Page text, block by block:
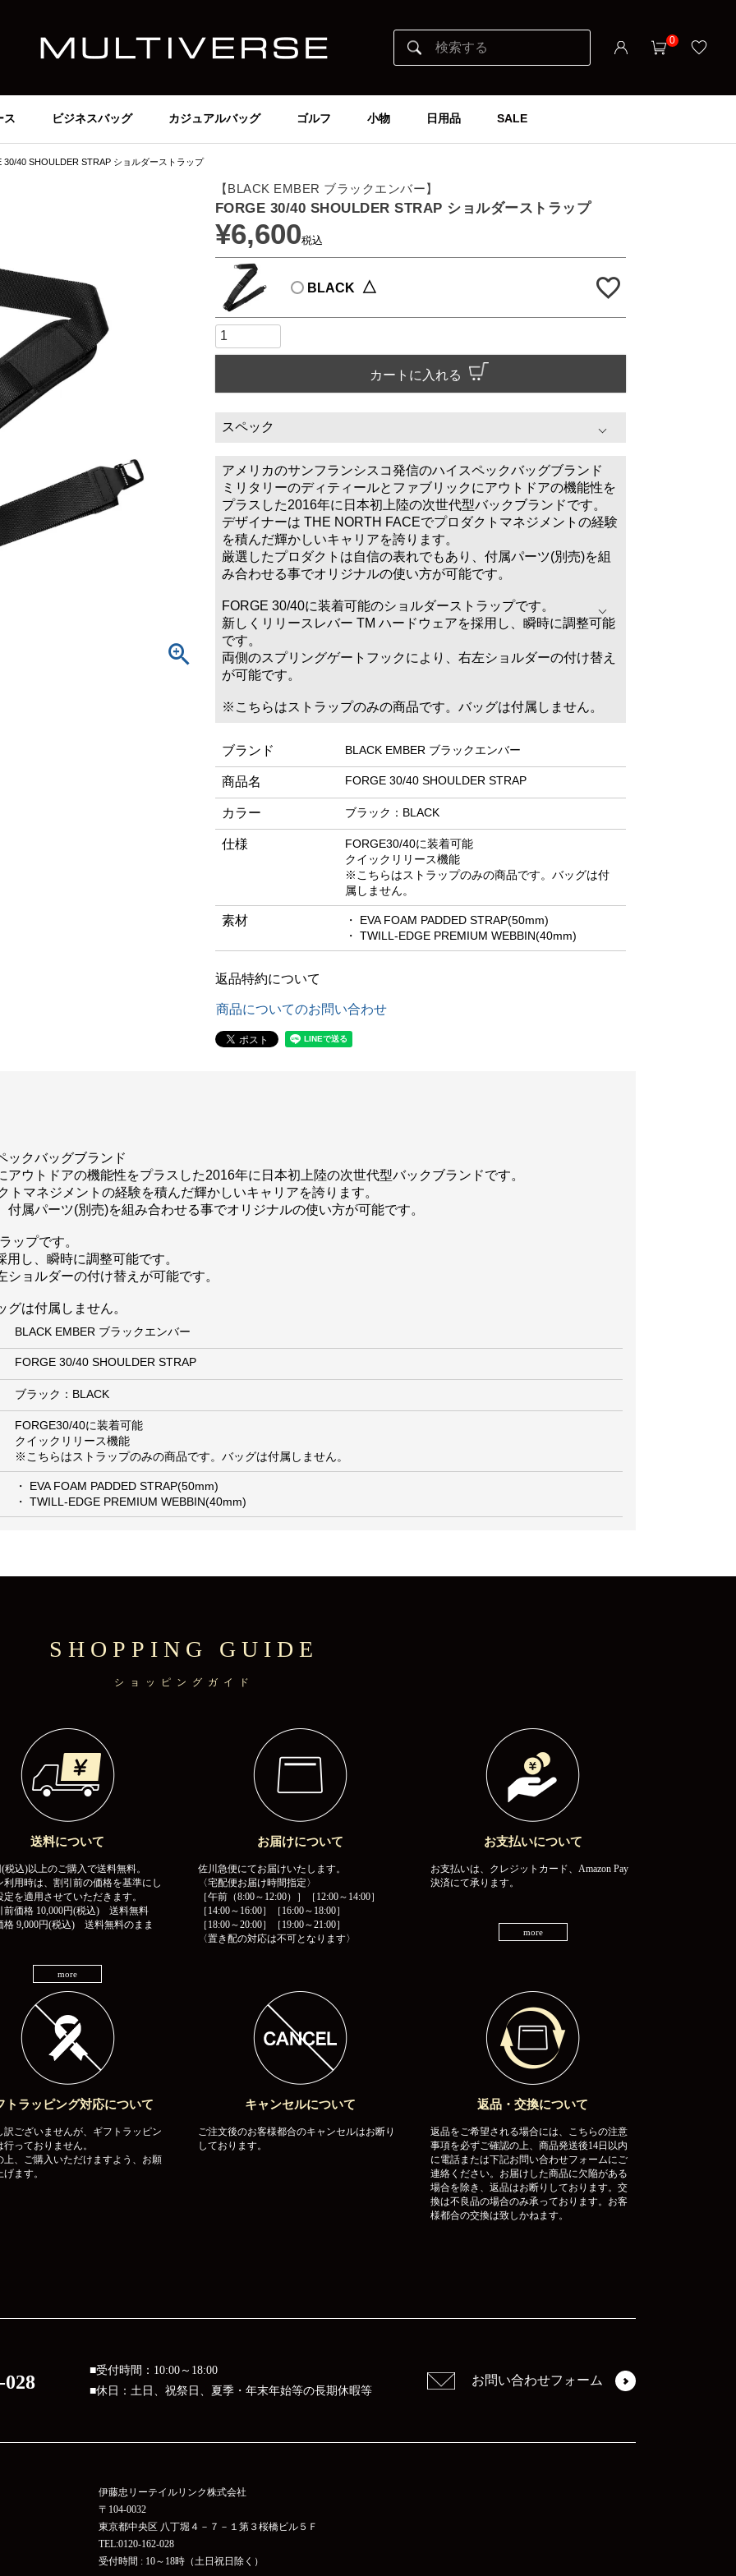
0
ス ビジネスバッグ カジュアルバッグ ゴルフ 小物 日用品 SALE
30/40 SHOULDER STRAP ショルダーストラップ
【BLACK EMBER ブラックエンバー】
FORGE 30/40 SHOULDER STRAP ショルダーストラップ
¥6,600税込
BLACK △
カートに入れる
スペック
アメリカのサンフランシスコ発信のハイスペックバッグブランド
ミリタリーのディティールとファブリックにアウトドアの機能性を
プラスした2016年に日本初上陸の次世代型バックブランドです。
デザイナーは THE NORTH FACEでプロダクトマネジメントの経験
を積んだ輝かしいキャリアを誇ります。
厳選したプロダクトは自信の表れでもあり、付属パーツ(別売)を組
み合わせる事でオリジナルの使い方が可能です。
FORGE 30/40に装着可能のショルダーストラップです。
新しくリリースレバー TM ハードウェアを採用し、瞬時に調整可能
です。
両側のスプリングゲートフックにより、右左ショルダーの付け替え
が可能です。
※こちらはストラップのみの商品です。バッグは付属しません。
ブランド BLACK EMBER ブラックエンバー
商品名 FORGE 30/40 SHOULDER STRAP
カラー ブラック：BLACK
仕様
FORGE30/40に装着可能
クイックリリース機能
※こちらはストラップのみの商品です。バッグは付
属しません。
素材
・ EVA FOAM PADDED STRAP(50mm)
・ TWILL-EDGE PREMIUM WEBBIN(40mm)
返品特約について
商品についてのお問い合わせ
ックバッグブランド
ウトドアの機能性をプラスした2016年に日本初上陸の次世代型バックブランドです。
マネジメントの経験を積んだ輝かしいキャリアを誇ります。
属パーツ(別売)を組み合わせる事でオリジナルの使い方が可能です。
ップです。
し、瞬時に調整可能です。
ョルダーの付け替えが可能です。
は付属しません。
BLACK EMBER ブラックエンバー
FORGE 30/40 SHOULDER STRAP
ブラック：BLACK
FORGE30/40に装着可能
クイックリリース機能
※こちらはストラップのみの商品です。バッグは付属しません。
・ EVA FOAM PADDED STRAP(50mm)
・ TWILL-EDGE PREMIUM WEBBIN(40mm)
SHOPPING GUIDE
ショッピングガイド
送料について
(税込)以上のご購入で送料無料。
利用時は、割引前の価格を基準にし
定を適用させていただきます。
前価格 10,000円(税込) 送料無料
格 9,000円(税込) 送料無料のまま
more
お届けについて
佐川急便にてお届けいたします。
〈宅配便お届け時間指定〉
［午前（8:00～12:00）］［12:00～14:00］
［14:00～16:00］［16:00～18:00］
［18:00～20:00］［19:00～21:00］
〈置き配の対応は不可となります〉
お支払いについて
お支払いは、クレジットカード、Amazon Pay
決済にて承ります。
more
トラッピング対応について
訳ございませんが、ギフトラッピン
行っておりません。
上、ご購入いただけますよう、お願
ます。
キャンセルについて
ご注文後のお客様都合のキャンセルはお断り
しております。
返品・交換について
返品をご希望される場合には、こちらの注意
事項を必ずご確認の上、商品発送後14日以内
に電話または下記お問い合わせフォームにご
連絡ください。お届けした商品に欠陥がある
場合を除き、返品はお断りしております。交
換は不良品の場合のみ承っております。お客
様都合の交換は致しかねます。
028
■受付時間：10:00～18:00
■休日：土日、祝祭日、夏季・年末年始等の長期休暇等
お問い合わせフォーム
伊藤忠リーテイルリンク株式会社
〒104-0032
東京都中央区 八丁堀４－７－１第３桜橋ビル５Ｆ
TEL:0120-162-028
受付時間 : 10～18時（土日祝日除く）